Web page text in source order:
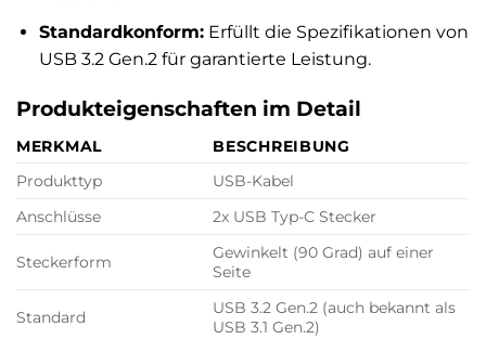
Standardkonform:Erfüllt die Spezifikationen von
USB 3.2 Gen.2 für garantierte Leistung.
Produkteigenschaften im Detail
MERKMAL
BESCHREIBUNG
Produkttyp
USB-Kabel
Anschlüsse
2x USB Typ-C Stecker
Steckerform
Gewinkelt (90 Grad) auf einer
Seite
Standard
USB 3.2 Gen.2 (auch bekannt als
USB 3.1 Gen.2)